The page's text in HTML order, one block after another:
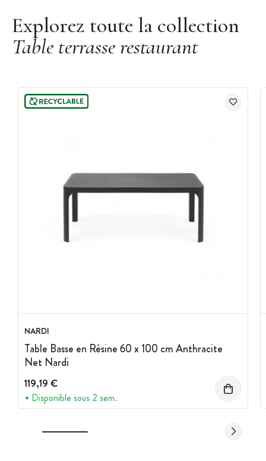
Collection : Net
Marque :Nardi
Explorez toute la collection
Table terrasse restaurant
NARDI
Table Basse en Résine 60 x 100 cm Anthracite
Net Nardi
119,19 €
Disponible sous 2 sem.